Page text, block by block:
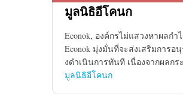
มูลนิธิอีโคนก
Econok, องค์กรไม่แสวงหาผลกํ
Econok มุ่งมั่นที่จะส่งเสริมการ
งดําเนินการทันที เนื่องจากผลก
มูลนิธิอีโคนก